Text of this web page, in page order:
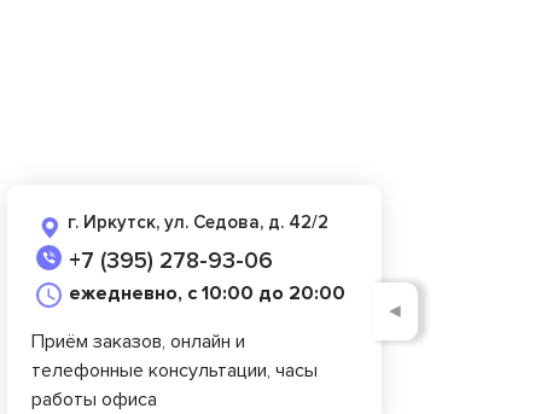
г. Иркутск, ул. Седова, д. 42/2
+7 (395) 278-93-06
ежедневно, с 10:00 до 20:00
Приём заказов, онлайн и
телефонные консультации, часы
работы офиса
◄